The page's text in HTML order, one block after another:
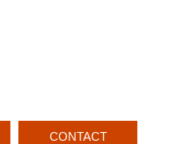
CONTACT